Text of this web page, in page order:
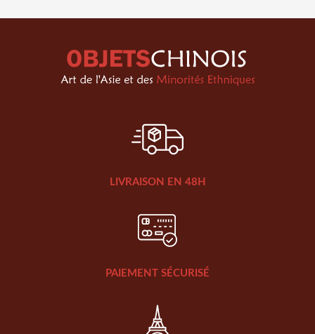
LIVRAISON EN 48H
PAIEMENT SÉCURISÉ